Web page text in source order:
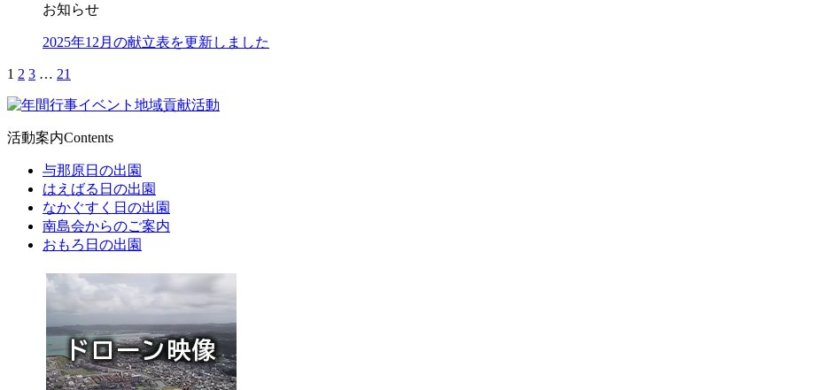
お知らせ
2025年12月の献立表を更新しました
1 2 3 … 21
活動案内Contents
与那原日の出園
はえばる日の出園
なかぐすく日の出園
南島会からのご案内
おもろ日の出園